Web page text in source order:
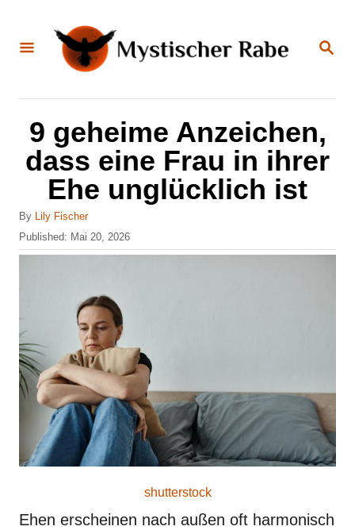
S
E
9 geheime Anzeichen,
dass eine Frau in ihrer
Ehe unglücklich ist
By A
u
t
Lily Fischer
P
o
d
o
n
Published: Mai 20, 2026
shutterstock
Ehen erscheinen nach außen oft harmonisch